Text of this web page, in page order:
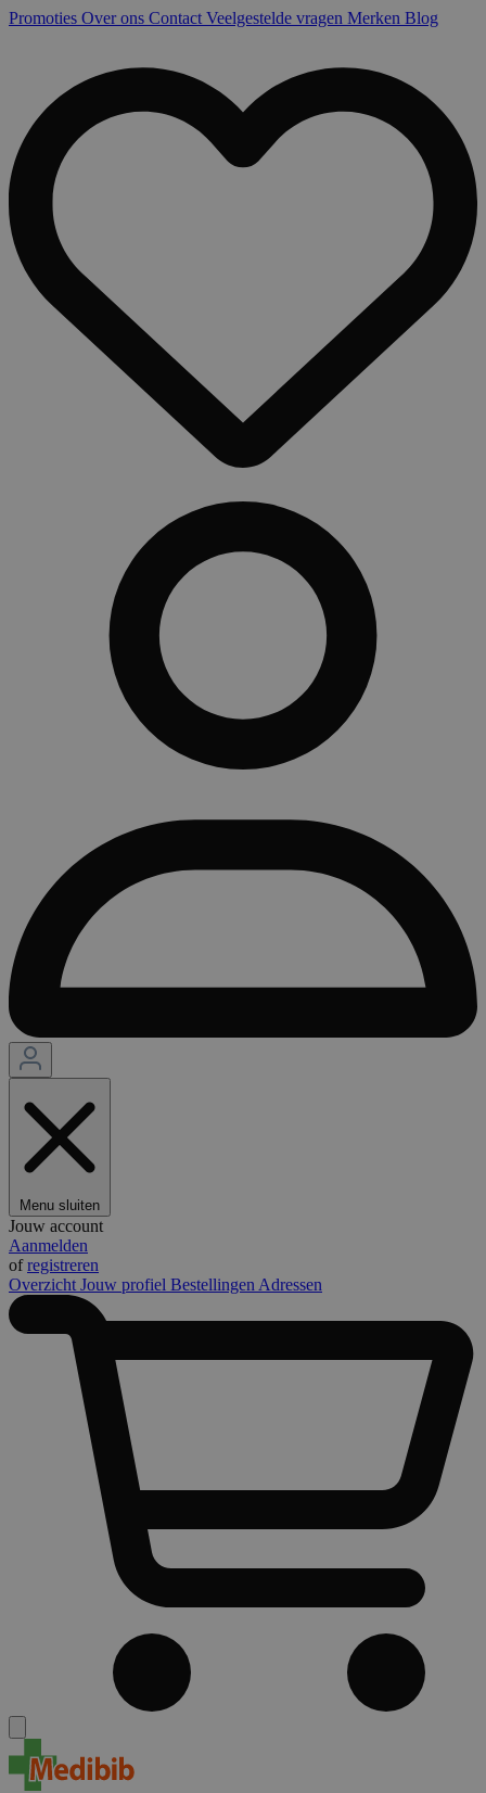
Promoties Over ons Contact Veelgestelde vragen Merken Blog
Menu sluiten
Jouw account
Aanmelden
ofregistreren
Overzicht Jouw profiel Bestellingen Adressen